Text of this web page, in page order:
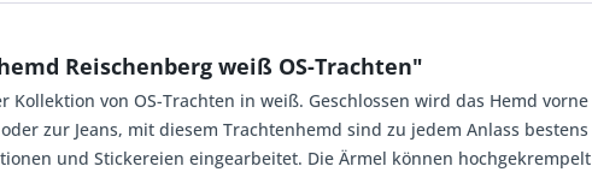
Reischenberg weiß OS-Trachten"
Kollektion von OS-Trachten in weiß. Geschlossen wird das Hemd
zur Jeans, mit diesem Trachtenhemd sind zu jedem Anlass
und Stickereien eingearbeitet. Die Ärmel können